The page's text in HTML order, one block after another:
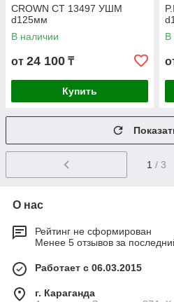
CROWN СТ 13497 УШМ
d125мм
В наличии
от 24 100 ₸
Купить
В
1 / 3
О нас
Рейтинг не сформирован
Менее 5 отзывов за
Работает с 06.03.2015
г. Караганда